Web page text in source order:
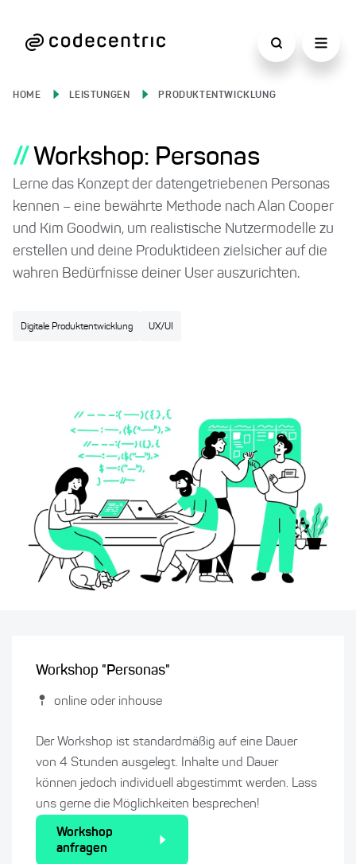
HOME LEISTUNGEN PRODUKTENTWICKLUNG
// Workshop: Personas
Lerne das Konzept der datengetriebenen Personas
kennen – eine bewährte Methode nach Alan Cooper
und Kim Goodwin, um realistische Nutzermodelle zu
erstellen und deine Produktideen zielsicher auf die
wahren Bedürfnisse deiner User auszurichten.
Digitale Produktentwicklung UX/UI
Workshop "Personas"
online oder inhouse
Der Workshop ist standardmäßig auf eine Dauer
von 4 Stunden ausgelegt. Inhalte und Dauer
können jedoch individuell abgestimmt werden. Lass
uns gerne die Möglichkeiten besprechen!
Workshop
anfragen